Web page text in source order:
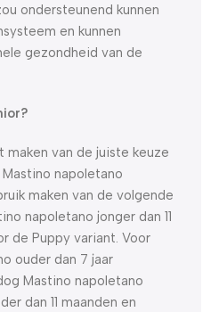
ondersteunend kunnen
en kunnen
gezondheid van de
van de juiste keuze
napoletano
maken van de volgende
napoletano jonger dan 11
de Puppy variant. Voor
ouder dan 7 jaar
Mastino napoletano
dan 11 maanden en